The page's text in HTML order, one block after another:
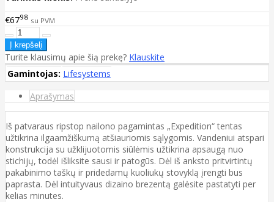
€6798 su PVM
Turite klausimų apie šią prekę? Klauskite
Gamintojas: Lifesystems
Aprašymas
Iš patvaraus ripstop nailono pagamintas „Expedition“ tentas
užtikrina ilgaamžiškumą atšiauriomis sąlygomis. Vandeniui atspari
konstrukcija su užklijuotomis siūlėmis užtikrina apsaugą nuo
stichijų, todėl išliksite sausi ir patogūs. Dėl iš anksto pritvirtintų
pakabinimo taškų ir pridedamų kuoliukų stovyklą įrengti bus
paprasta. Dėl intuityvaus dizaino brezentą galėsite pastatyti per
kelias minutes.